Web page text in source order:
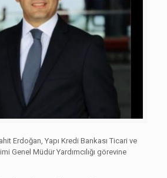
Erdoğan, Yapı Kredi Bankası Ticari ve
Genel Müdür Yardımcılığı görevine